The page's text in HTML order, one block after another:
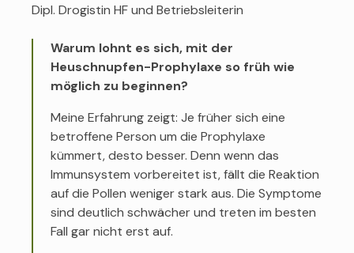
Dipl. Drogistin HF und Betriebsleiterin
Warum lohnt es sich, mit der
Heuschnupfen-Prophylaxe so früh wie
möglich zu beginnen?
Meine Erfahrung zeigt: Je früher sich eine
betroffene Person um die Prophylaxe
kümmert, desto besser. Denn wenn das
Immunsystem vorbereitet ist, fällt die Reaktion
auf die Pollen weniger stark aus. Die Symptome
sind deutlich schwächer und treten im besten
Fall gar nicht erst auf.